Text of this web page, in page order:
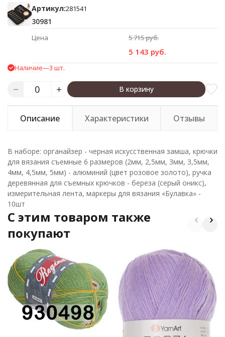
Артикул:281541
30981
Цена 5 715 руб.
5 143 руб.
Наличие—3 шт.
В корзину
Описание Характеристики Отзывы
В наборе: органайзер - черная искусственная замша, крючки
для вязания съемные 6 размеров (2мм, 2,5мм, 3мм, 3,5мм,
4мм, 4,5мм, 5мм) - алюминий (цвет розовое золото), ручка
деревянная для съемных крючков - береза (серый оникс),
измерительная лента, маркеры для вязания «Булавка» -
10шт
C этим товаром также
покупают